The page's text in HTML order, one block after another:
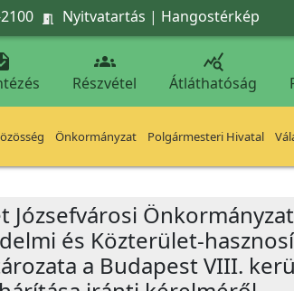
 Nyitvatartás | Hangostérkép

Részvétel

Átláthatóság
Önkormányzat Polgármesteri Hivatal
Józsefvárosi
és Közterület-
a Budapest VIII.